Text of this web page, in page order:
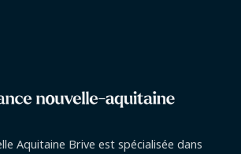
Aquitaine Brive est spécialisée dans